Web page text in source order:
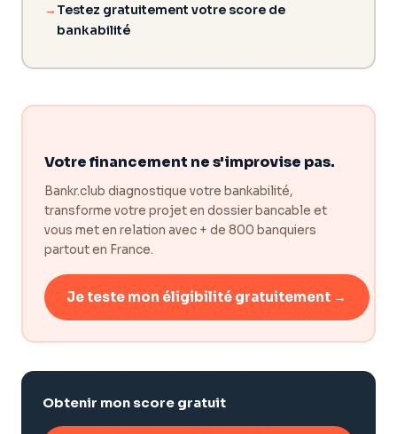
Testez gratuitement votre score de
bankabilité
Votre financement ne s'improvise pas.
Bankr.club diagnostique votre bankabilité,
transforme votre projet en dossier bancable et
vous met en relation avec + de 800 banquiers
partout en France.
Je teste mon éligibilité gratuitement →
Obtenir mon score gratuit